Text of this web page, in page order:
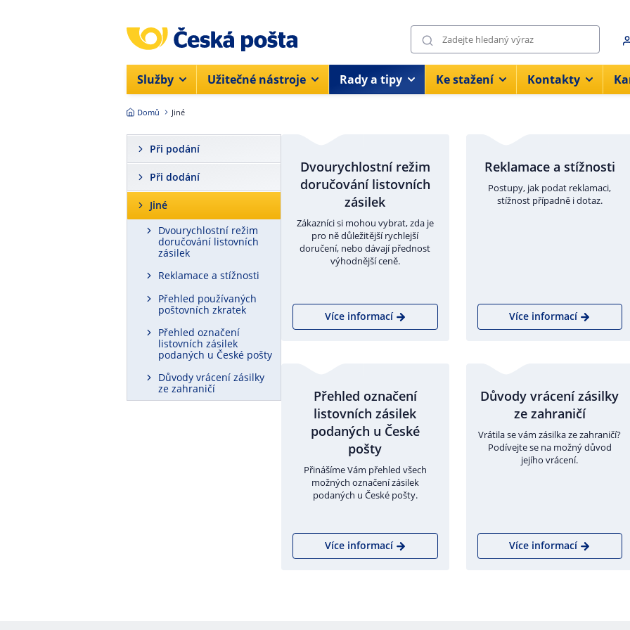
Služby Užitečné nástroje Rady a tipy Ke stažení Kontakty
Domů Jiné
Při podání
Při dodání
Jiné
Dvourychlostní režim
doručování listovních
zásilek
Reklamace a stížnosti
Přehled používaných
poštovních zkratek
Přehled označení
listovních zásilek
podaných u České pošty
Důvody vrácení zásilky
ze zahraničí
Dvourychlostní režim
doručování listovních
zásilek
Zákazníci si mohou vybrat, zda je
pro ně důležitější rychlejší
doručení, nebo dávají přednost
výhodnější ceně.
Více informací
Reklamace a stížnosti
Postupy, jak podat reklamaci,
stížnost případně i dotaz.
Více informací
Přehled označení
listovních zásilek
podaných u České
pošty
Přinášíme Vám přehled všech
možných označení zásilek
podaných u České pošty.
Více informací
Důvody vrácení zásilky
ze zahraničí
Vrátila se vám zásilka ze zahraničí?
Podívejte se na možný důvod
jejího vrácení.
Více informací